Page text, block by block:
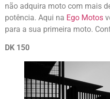
não adquira moto com mais
potência. Aqui na Ego Motos
para a sua primeira moto.
DK 150